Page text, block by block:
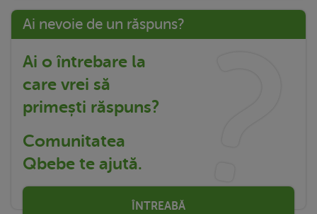
Ai nevoie de un răspuns?
Ai o întrebare la
care vrei să
primești răspuns?
Comunitatea
Qbebe te ajută.
ÎNTREABĂ